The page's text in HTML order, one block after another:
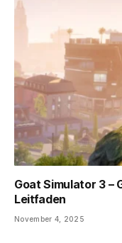
Goat Simulator 3 –
Leitfaden
November 4, 2025